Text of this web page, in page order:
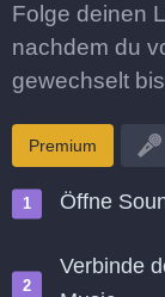
Folge deinen
nachdem du
gewechselt
Premium
Öffne
Verbinde